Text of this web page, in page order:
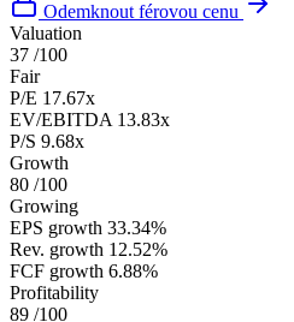
Odemknout férovou cenu
Valuation
37 /100
Fair
P/E 17.67x
EV/EBITDA 13.83x
P/S 9.68x
Growth
80 /100
Growing
EPS growth 33.34%
Rev. growth 12.52%
FCF growth 6.88%
Profitability
89 /100